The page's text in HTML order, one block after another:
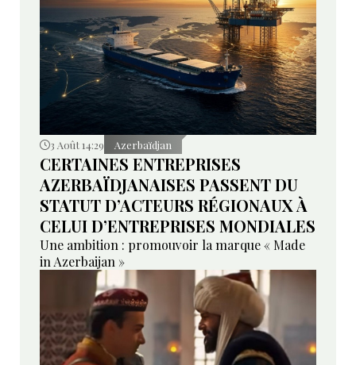
3 Août 14:29 Azerbaïdjan
CERTAINES ENTREPRISES
AZERBAÏDJANAISES PASSENT DU
STATUT D’ACTEURS RÉGIONAUX À
CELUI D’ENTREPRISES MONDIALES
Une ambition : promouvoir la marque « Made
in Azerbaijan »